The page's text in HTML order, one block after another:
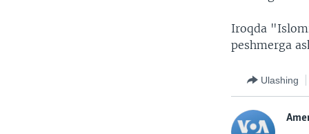
Iroqda
peshmerga
Ulashing